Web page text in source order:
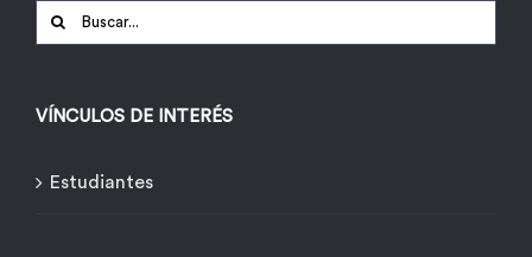
Buscar:
VÍNCULOS DE INTERÉS
Estudiantes